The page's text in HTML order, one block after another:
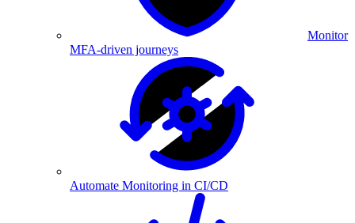
Monitor
MFA-driven journeys
Automate Monitoring in CI/CD